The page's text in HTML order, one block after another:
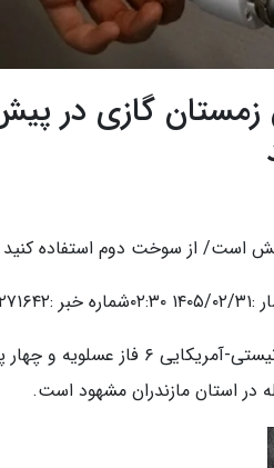
گازی در
است/ از سوخت دوم استفاده کنید
ايسنا : در جریان جنگ رمضان، دشمن صهیونیستی-
در استان مازندران مشهود است.